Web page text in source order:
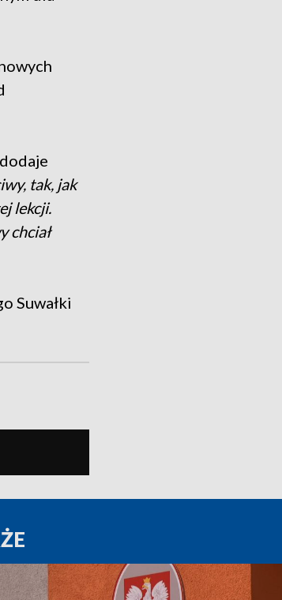
tak, jak
lekcji.
chciał
Suwałki